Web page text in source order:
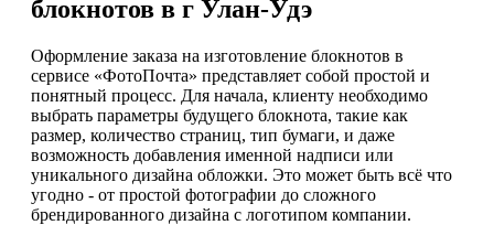
блокнотов в г Улан-Удэ
Оформление заказа на изготовление блокнотов в
сервисе «ФотоПочта» представляет собой простой и
понятный процесс. Для начала, клиенту необходимо
выбрать параметры будущего блокнота, такие как
размер, количество страниц, тип бумаги, и даже
возможность добавления именной надписи или
уникального дизайна обложки. Это может быть всё что
угодно - от простой фотографии до сложного
брендированного дизайна с логотипом компании.